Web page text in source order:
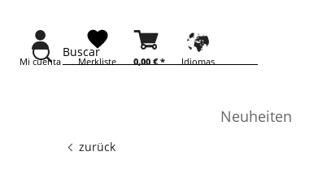
Buscar
Mi cuenta 0,00 € *
Merkliste Idiomas
Neuheiten
zurück